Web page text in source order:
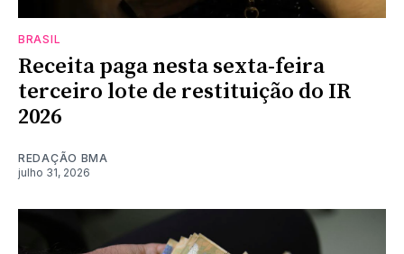
BRASIL
Receita paga nesta sexta-feira
terceiro lote de restituição do IR
2026
REDAÇÃO BMA
julho 31, 2026